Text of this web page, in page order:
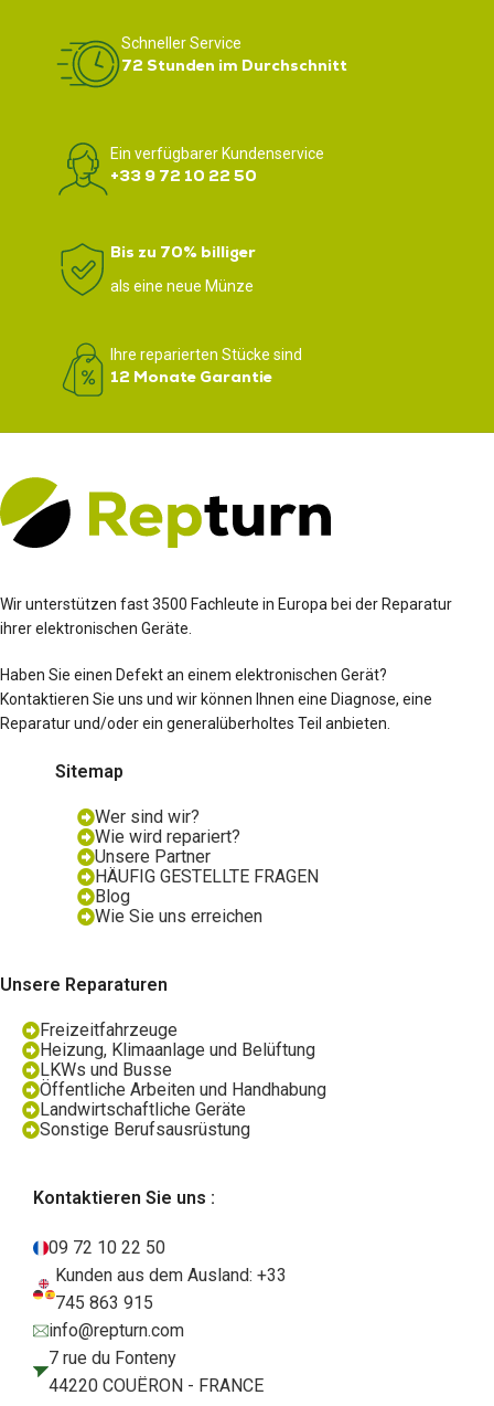
Schneller Service
72 Stunden im Durchschnitt
Ein verfügbarer Kundenservice
+33 9 72 10 22 50
Bis zu 70% billiger
als eine neue Münze
Ihre reparierten Stücke sind
12 Monate Garantie
Wir unterstützen fast 3500 Fachleute in Europa bei der Reparatur
ihrer elektronischen Geräte.
Haben Sie einen Defekt an einem elektronischen Gerät?
Kontaktieren Sie uns und wir können Ihnen eine Diagnose, eine
Reparatur und/oder ein generalüberholtes Teil anbieten.
Sitemap
Wer sind wir?
Wie wird repariert?
Unsere Partner
HÄUFIG GESTELLTE FRAGEN
Blog
Wie Sie uns erreichen
Unsere Reparaturen
Freizeitfahrzeuge
Heizung, Klimaanlage und Belüftung
LKWs und Busse
Öffentliche Arbeiten und Handhabung
Landwirtschaftliche Geräte
Sonstige Berufsausrüstung
Kontaktieren Sie uns :
09 72 10 22 50
Kunden aus dem Ausland: +33
745 863 915
info@repturn.com
7 rue du Fonteny
44220 COUËRON - FRANCE